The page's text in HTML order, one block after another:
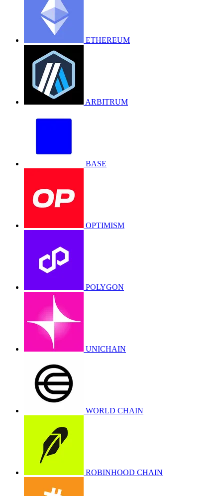
ETHEREUM
ARBITRUM
BASE
OPTIMISM
POLYGON
UNICHAIN
WORLD CHAIN
ROBINHOOD CHAIN